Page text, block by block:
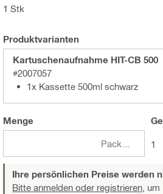
1 Stk
Produktvarianten
Kartuschenaufnahme HIT-CB 500
#2007057
1x Kassette 500ml schwarz
Menge
Packungen 1
Ihre persönlichen Preise werden
Bitte anmelden oder registrieren, um